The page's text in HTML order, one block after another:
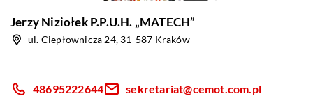
Jerzy Niziołek P.P.U.H. „MATECH”
ul. Ciepłownicza 24, 31-587 Kraków
48695222644
sekretariat@cemot.com.pl